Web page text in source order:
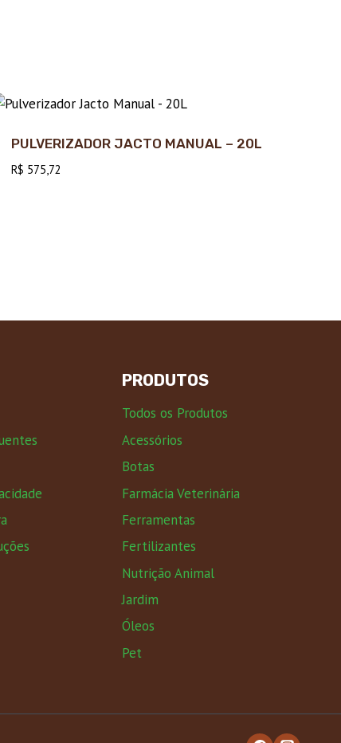
PULVERIZADOR JACTO MANUAL – 20L
R$ 575,72
PRODUTOS
Todos os Produtos
Acessórios
Botas
Farmácia Veterinária
Ferramentas
Fertilizantes
Nutrição Animal
Jardim
Óleos
Pet